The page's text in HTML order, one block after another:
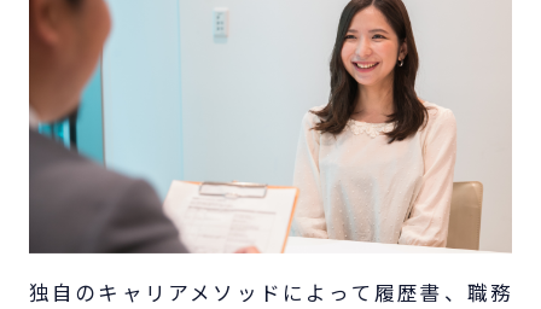
独自のキャリアメソッドによって履歴書、職務